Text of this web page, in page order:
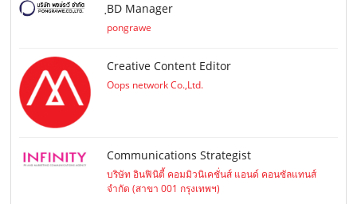
ฺBD Manager
pongrawe
Creative Content Editor
Oops network Co.,Ltd.
Communications Strategist
บริษัท อินฟินิตี้ คอมมิวนิเคชั่นส์ แอนด์ คอนซัลแทนส์
จำกัด (สาขา 001 กรุงเทพฯ)